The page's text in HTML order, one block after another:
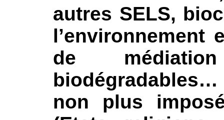
autres SELS,
l’environnement
de
non plus